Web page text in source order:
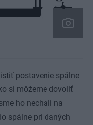
postavenie spálne
si môžeme dovoliť
ho nechali na
spálne pri daných